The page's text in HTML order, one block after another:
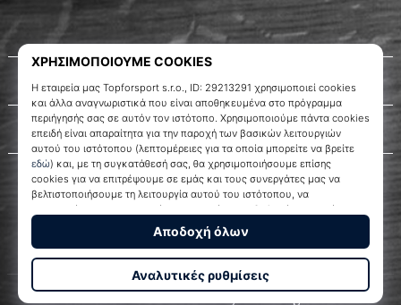
WePlayHandball.gr
Σχετικά μ' εμάς
Εξυπηρέτηση πελατών
© 2010 – 2026 WePlayHandball.gr